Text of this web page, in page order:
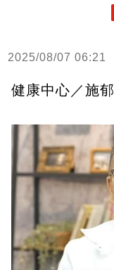
2025/08/07 06:21
健康中心／施